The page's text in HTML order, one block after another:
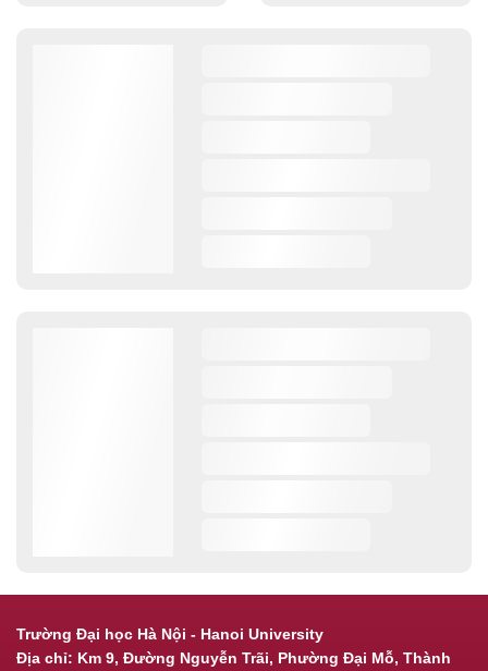
Trường Đại học Hà Nội - Hanoi University
Địa chỉ: Km 9, Đường Nguyễn Trãi, Phường Đại Mỗ, Thành